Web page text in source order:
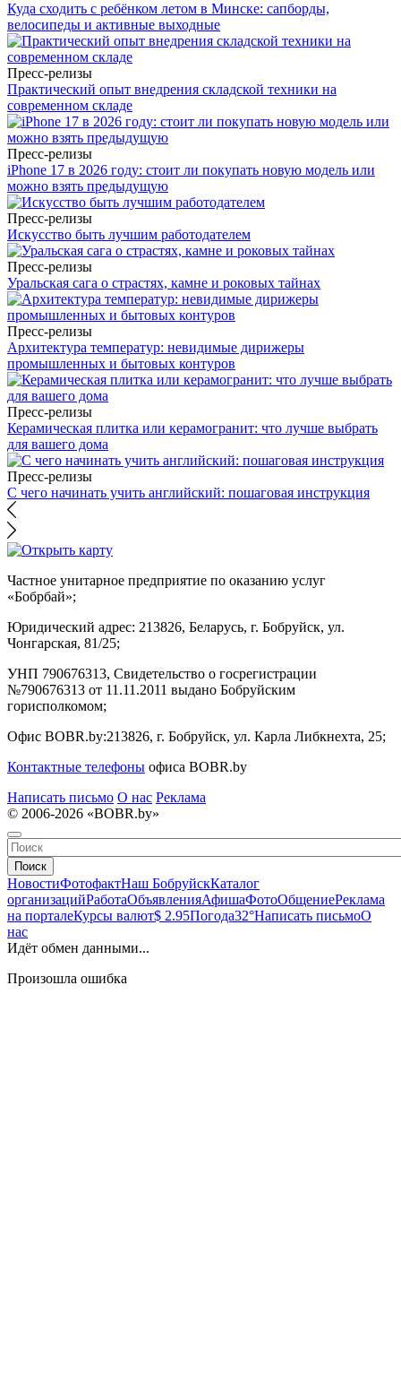
Куда сходить с ребёнком летом в Минске: сапборды,
велосипеды и активные выходные
Пресс-релизы
Практический опыт внедрения складской техники на
современном складе
Пресс-релизы
iPhone 17 в 2026 году: стоит ли покупать новую модель или
можно взять предыдущую
Пресс-релизы
Искусство быть лучшим работодателем
Пресс-релизы
Уральская сага о страстях, камне и роковых тайнах
Пресс-релизы
Архитектура температур: невидимые дирижеры
промышленных и бытовых контуров
Пресс-релизы
Керамическая плитка или керамогранит: что лучше выбрать
для вашего дома
Пресс-релизы
С чего начинать учить английский: пошаговая инструкция
Частное унитарное предприятие по оказанию услуг
«Бобрбай»;
Юридический адрес: 213826, Беларусь, г. Бобруйск, ул.
Чонгарская, 81/25;
УНП 790676313, Свидетельство о госрегистрации
№790676313 от 11.11.2011 выдано Бобруйским
горисполкомом;
Офис BOBR.by:213826, г. Бобруйск, ул. Карла Либкнехта, 25;
Контактные телефоны офиса BOBR.by
Написать письмо О нас Реклама
© 2006-2026 «BOBR.by»
Поиск
НовостиФотофактНаш БобруйскКаталог
организацийРаботаОбъявленияАфишаФотоОбщениеРеклама
на порталеКурсы валют$ 2.95Погода32°Написать письмоО
нас
Идёт обмен данными...
Произошла ошибка